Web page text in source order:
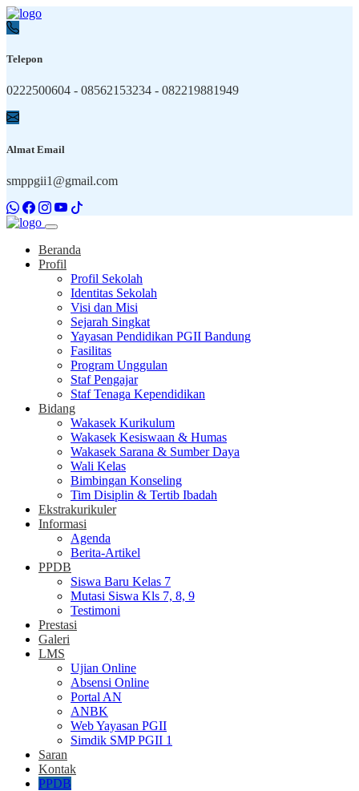
Telepon
0222500604 - 08562153234 - 082219881949
Almat Email
smppgii1@gmail.com
Beranda
Profil
Profil Sekolah
Identitas Sekolah
Visi dan Misi
Sejarah Singkat
Yayasan Pendidikan PGII Bandung
Fasilitas
Program Unggulan
Staf Pengajar
Staf Tenaga Kependidikan
Bidang
Wakasek Kurikulum
Wakasek Kesiswaan & Humas
Wakasek Sarana & Sumber Daya
Wali Kelas
Bimbingan Konseling
Tim Disiplin & Tertib Ibadah
Ekstrakurikuler
Informasi
Agenda
Berita-Artikel
PPDB
Siswa Baru Kelas 7
Mutasi Siswa Kls 7, 8, 9
Testimoni
Prestasi
Galeri
LMS
Ujian Online
Absensi Online
Portal AN
ANBK
Web Yayasan PGII
Simdik SMP PGII 1
Saran
Kontak
PPDB